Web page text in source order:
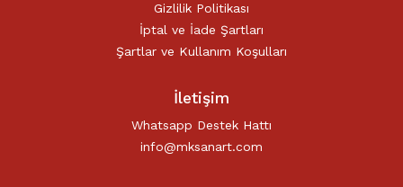
Gizlilik Politikası
İptal ve İade Şartları
Şartlar ve Kullanım Koşulları
İletişim
Whatsapp Destek Hattı
info@mksanart.com